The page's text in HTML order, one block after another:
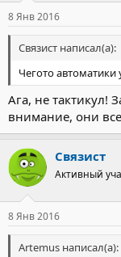
8 Янв 2016
Связист написал(а):
Чегото автоматики
Ага, не тактикул!
внимание, они
Связист
Активный
8 Янв 2016
Artemus написал(а):